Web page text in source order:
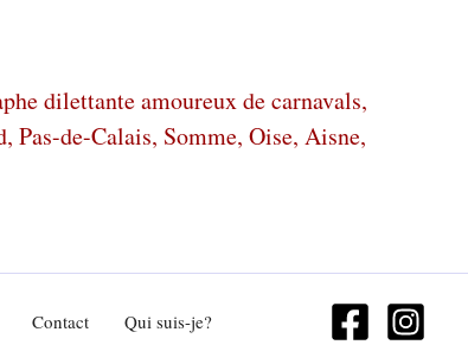
dilettante amoureux de carnavals,
Pas-de-Calais, Somme, Oise, Aisne,
Contact Qui suis-je?